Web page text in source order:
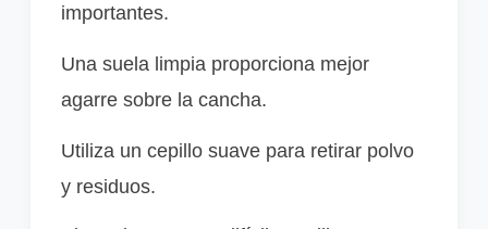
importantes.
Una suela limpia proporciona mejor
agarre sobre la cancha.
Utiliza un cepillo suave para retirar polvo
y residuos.